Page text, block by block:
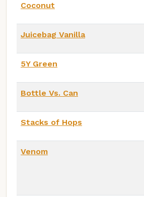
Coconut
Juicebag Vanilla
5Y Green
Bottle Vs. Can
Stacks of Hops
Venom